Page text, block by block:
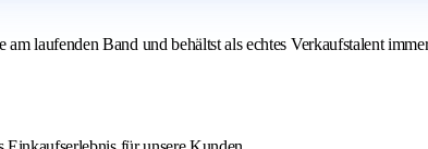
laufenden Band und behältst als echtes Verkaufstalent